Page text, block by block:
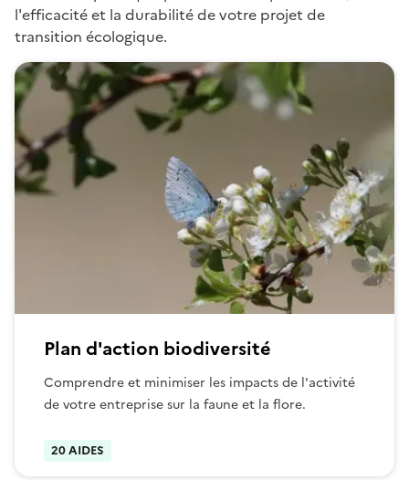
l'efficacité et la durabilité de votre projet de
transition écologique.
Plan d'action biodiversité
Comprendre et minimiser les impacts de l'activité
de votre entreprise sur la faune et la flore.
20 AIDES